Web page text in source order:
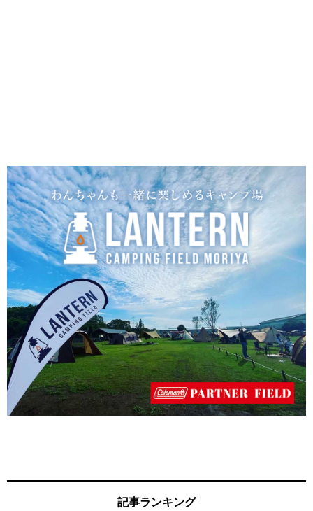
記事ランキング